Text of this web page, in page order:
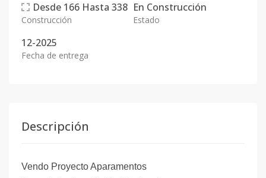
Desde 166 Hasta 338
Construcción
En Construcción
Estado
12-2025
Fecha de entrega
Descripción
Vendo Proyecto Aparamentos